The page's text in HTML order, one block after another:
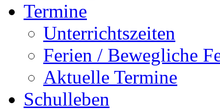
Termine
Unterrichtszeiten
Ferien / Bewegliche
Aktuelle Termine
Schulleben